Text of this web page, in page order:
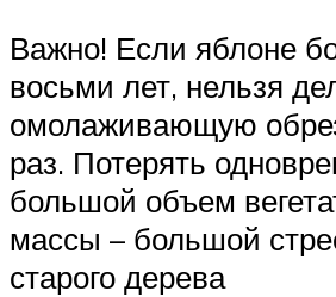
Важно! Если яблоне
восьми лет, нельзя
омолаживающую
раз. Потерять
большой объем
массы – большой
старого дерева